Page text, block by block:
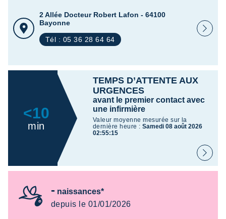
2 Allée Docteur Robert Lafon - 64100
Bayonne
Tél : 05 36 28 64 64
<10
min
TEMPS D’ATTENTE AUX
URGENCES
avant le premier contact avec
une infirmière
Valeur moyenne mesurée sur la
dernière heure :Samedi 08 août 2026
02:55:15
- naissances*
depuis le 01/01/2026